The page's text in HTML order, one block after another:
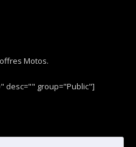
Motos.
desc="" group="Public"]